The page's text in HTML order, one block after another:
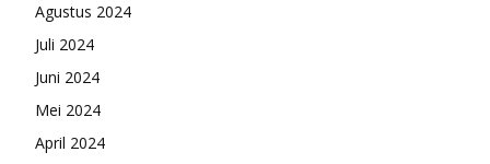
Agustus 2024
Juli 2024
Juni 2024
Mei 2024
April 2024